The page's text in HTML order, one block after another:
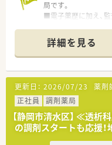
局です。
■電子薬歴に加え、監
■患者層は比較的高
対応されております。
詳細を見る
更新日： 2026/07/23 薬剤
正社員
調剤薬局
【静岡市清水区】 ≪透析
の調剤スタートも応援！